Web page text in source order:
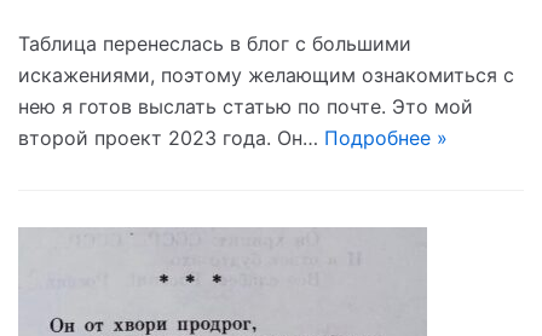
Таблица перенеслась в блог с большими
искажениями, поэтому желающим ознакомиться с
нею я готов выслать статью по почте. Это мой
второй проект 2023 года. Он… Подробнее »